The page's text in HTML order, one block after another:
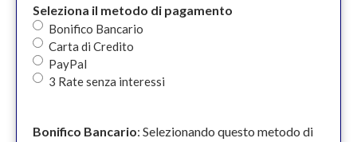
Seleziona il metodo di pagamento
Bonifico Bancario
Carta di Credito
PayPal
3 Rate senza interessi
Bonifico Bancario: Selezionando questo metodo di